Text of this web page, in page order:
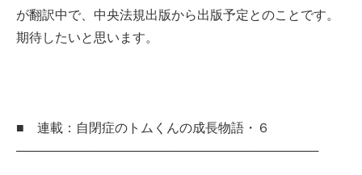
が翻訳中で、中央法規出版から出版予定とのことです。
期待したいと思います。
■ 連載：自閉症のトムくんの成長物語・６
──────────────────────────────────